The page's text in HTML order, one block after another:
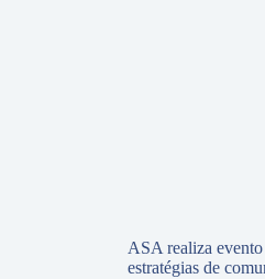
ASA realiza
estratégias de